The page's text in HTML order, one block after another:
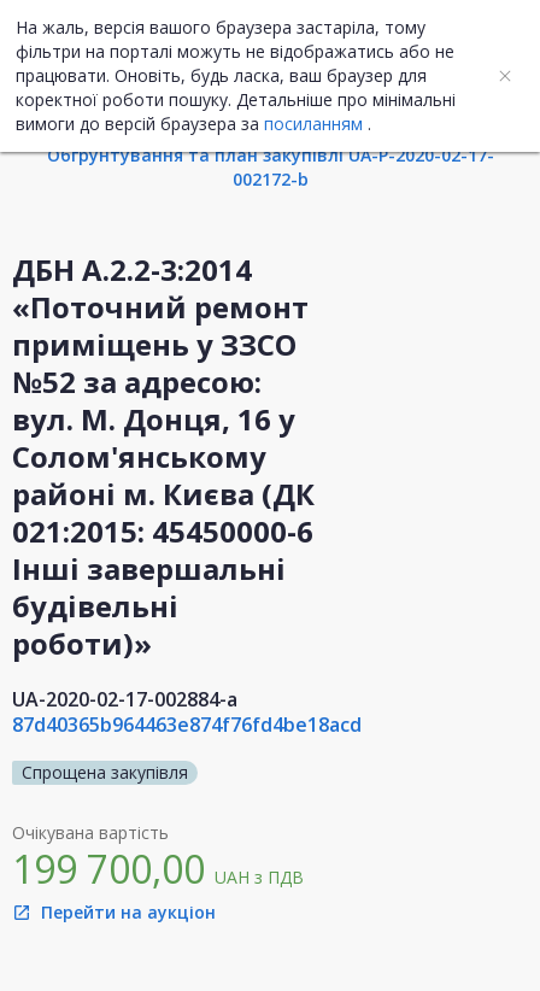
На жаль, версія вашого браузера застаріла, тому
фільтри на порталі можуть не відображатись або не
працювати. Оновіть, будь ласка, ваш браузер для
коректної роботи пошуку. Детальніше про мінімальні
вимоги до версій браузера за посиланням .
UA ENG
Інформація про закупівлю
Обгрунтування та план закупівлі UA-P-2020-02-17-
002172-b
ДБН А.2.2-3:2014
«Поточний ремонт
приміщень у ЗЗСО
№52 за адресою:
вул. М. Донця, 16 у
Солом'янському
районі м. Києва (ДК
021:2015: 45450000-6
Інші завершальні
будівельні
роботи)»
UA-2020-02-17-002884-a
87d40365b964463e874f76fd4be18acd
Спрощена закупівля
Очікувана вартість
199 700,00 UAH з ПДВ
open_in_new Перейти на аукціон